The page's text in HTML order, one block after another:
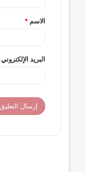
ق
*
الاسم *
البريد الإلكتروني